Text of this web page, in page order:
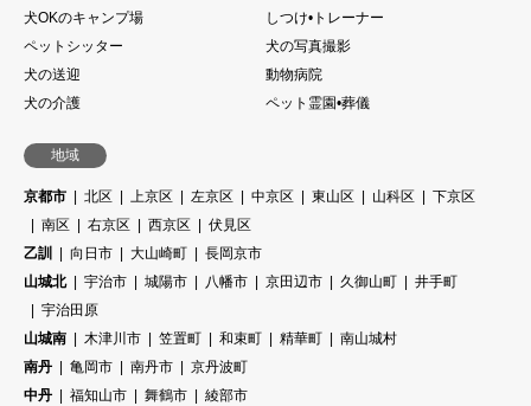
犬OKのキャンプ場
しつけ•トレーナー
ペットシッター
犬の写真撮影
犬の送迎
動物病院
犬の介護
ペット霊園•葬儀
地域
京都市 北区 上京区 左京区 中京区 東山区 山科区
下京区
南区
右京区 西京区
伏見区
乙訓
向日市 大山崎町
長岡京市
山城北
宇治市 城陽市 八幡市 京田辺市 久御山町
井手町
宇治田原
山城南
木津川市 笠置町 和束町 精華町
南山城村
南丹
亀岡市 南丹市
京丹波町
中丹
福知山市 舞鶴市
綾部市